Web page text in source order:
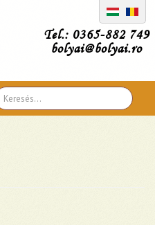
Tel.: 0365-882 749
bolyai@bolyai.ro